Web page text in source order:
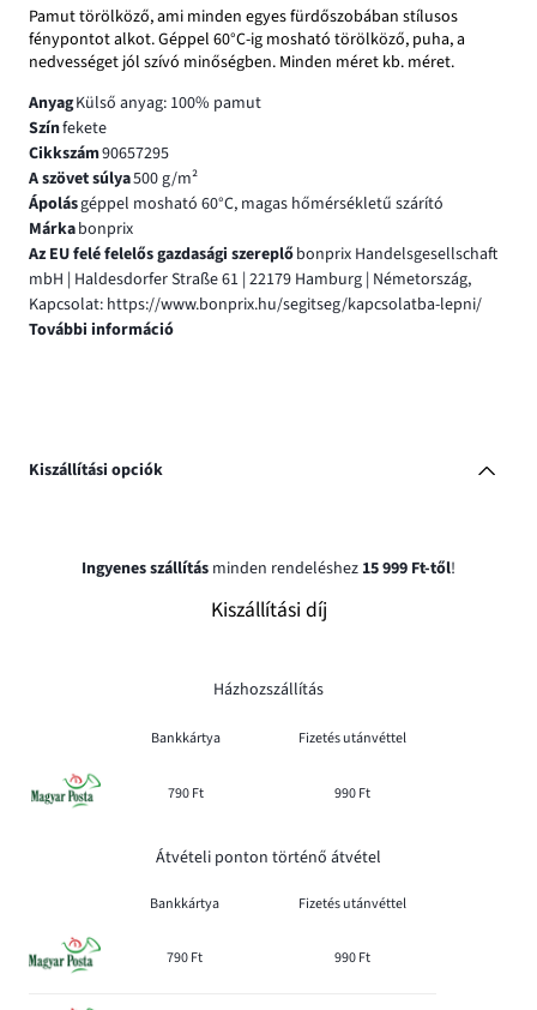
Pamut törölköző, ami minden egyes fürdőszobában stílusos
fénypontot alkot. Géppel 60°C-ig mosható törölköző, puha, a
nedvességet jól szívó minőségben. Minden méret kb. méret.
AnyagKülső anyag: 100% pamut
Színfekete
Cikkszám90657295
A szövet súlya500 g/m²
Ápolásgéppel mosható 60°C, magas hőmérsékletű szárító
Márkabonprix
Az EU felé felelős gazdasági szereplőbonprix Handelsgesellschaft
mbH | Haldesdorfer Straße 61 | 22179 Hamburg | Németország,
Kapcsolat: https://www.bonprix.hu/segitseg/kapcsolatba-lepni/
További információ
Kiszállítási opciók
Ingyenes szállítás minden rendeléshez 15 999 Ft-től!
Kiszállítási díj
Házhozszállítás
Bankkártya Fizetés utánvéttel
790 Ft 990 Ft
Átvételi ponton történő átvétel
Bankkártya Fizetés utánvéttel
790 Ft 990 Ft